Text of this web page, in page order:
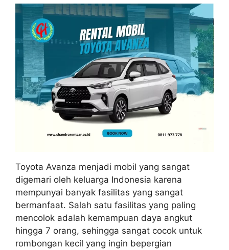
Toyota Avanza menjadi mobil yang sangat
digemari oleh keluarga Indonesia karena
mempunyai banyak fasilitas yang sangat
bermanfaat. Salah satu fasilitas yang paling
mencolok adalah kemampuan daya angkut
hingga 7 orang, sehingga sangat cocok untuk
rombongan kecil yang ingin bepergian